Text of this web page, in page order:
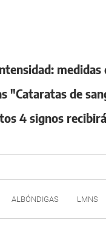
"Cataratas de
4 signos
ALBÓNDIGAS LMNS